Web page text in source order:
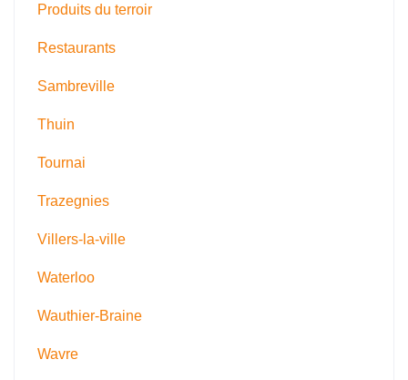
Produits du terroir
Restaurants
Sambreville
Thuin
Tournai
Trazegnies
Villers-la-ville
Waterloo
Wauthier-Braine
Wavre